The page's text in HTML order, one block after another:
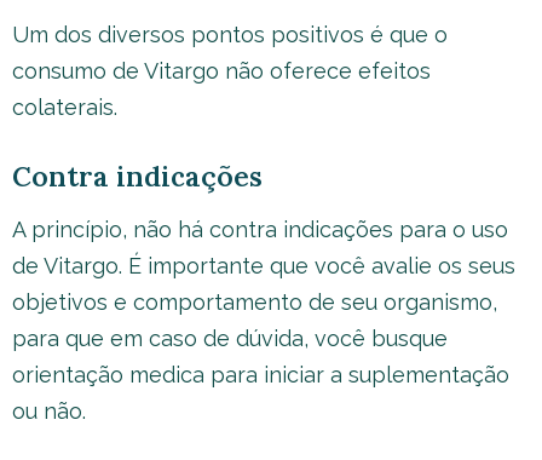
Um dos diversos pontos positivos é que o
consumo de Vitargo não oferece efeitos
colaterais.
Contra indicações
A princípio, não há contra indicações para o uso
de Vitargo. É importante que você avalie os seus
objetivos e comportamento de seu organismo,
para que em caso de dúvida, você busque
orientação medica para iniciar a suplementação
ou não.